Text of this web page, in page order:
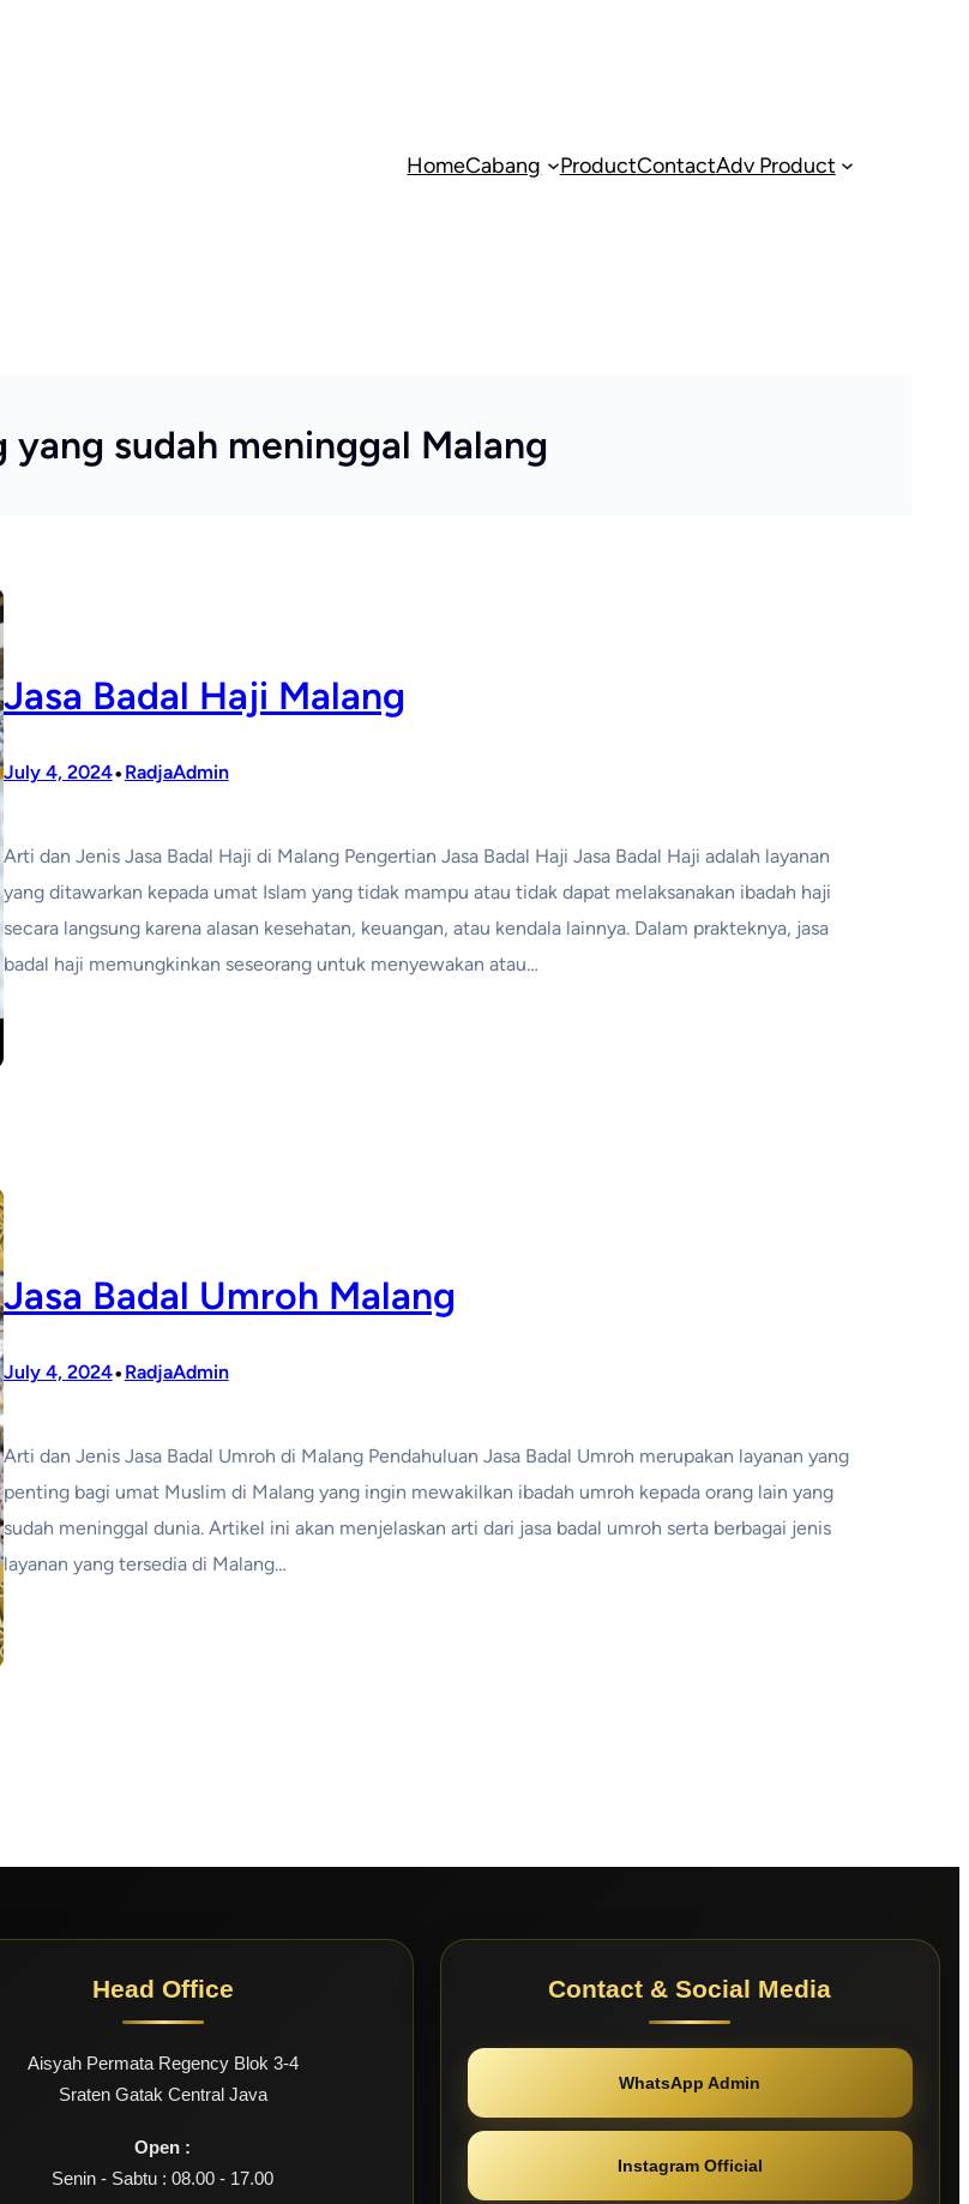
HomeCabang ProductContactAdv Product
sudah meninggal Malang
Jasa Badal Haji Malang
July 4, 2024•RadjaAdmin
Arti dan Jenis Jasa Badal Haji di Malang Pengertian Jasa Badal Haji Jasa Badal Haji adalah layanan
yang ditawarkan kepada umat Islam yang tidak mampu atau tidak dapat melaksanakan ibadah haji
secara langsung karena alasan kesehatan, keuangan, atau kendala lainnya. Dalam prakteknya, jasa
badal haji memungkinkan seseorang untuk menyewakan atau…
Jasa Badal Umroh Malang
July 4, 2024•RadjaAdmin
Arti dan Jenis Jasa Badal Umroh di Malang Pendahuluan Jasa Badal Umroh merupakan layanan yang
penting bagi umat Muslim di Malang yang ingin mewakilkan ibadah umroh kepada orang lain yang
sudah meninggal dunia. Artikel ini akan menjelaskan arti dari jasa badal umroh serta berbagai jenis
layanan yang tersedia di Malang…
Head Office
Aisyah Permata Regency Blok 3-4
Sraten Gatak Central Java
Open :
Senin - Sabtu : 08.00 - 17.00
Contact & Social Media
WhatsApp Admin
Instagram Official